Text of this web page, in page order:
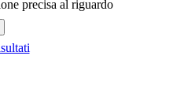
precisa al riguardo